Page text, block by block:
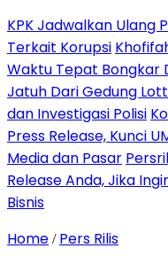
KPK Jadwalkan Ulang
Terkait Korupsi
Waktu Tepat Bongkar
Jatuh Dari Gedung
dan Investigasi Polisi
Press Release, Kunci
Media dan Pasar
Release Anda, Jika
Bisnis
Home / Pers Rilis